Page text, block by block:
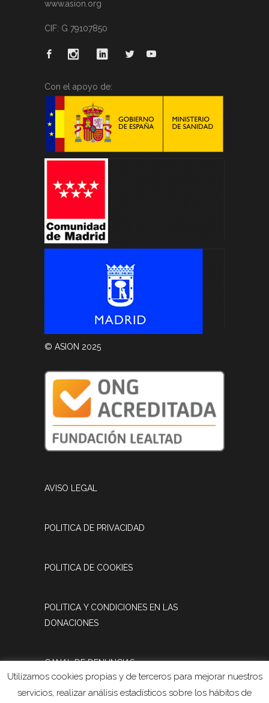
www.asion.org
CIF: G 79107850
Con el apoyo de:
© ASION 2025
AVISO LEGAL
POLITICA DE PRIVACIDAD
POLITICA DE COOKIES
POLITICA Y CONDICIONES EN LAS
DONACIONES
CANAL DE DENUNCIAS
Utilizamos cookies propias y de terceros para mejorar nuestros
servicios, realizar análisis estadísticos sobre los hábitos de